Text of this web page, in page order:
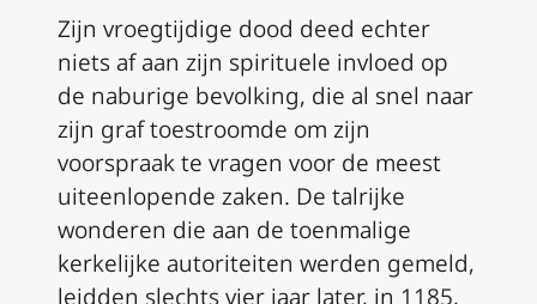
Zijn vroegtijdige dood deed echter
niets af aan zijn spirituele invloed op
de naburige bevolking, die al snel naar
zijn graf toestroomde om zijn
voorspraak te vragen voor de meest
uiteenlopende zaken. De talrijke
wonderen die aan de toenmalige
kerkelijke autoriteiten werden gemeld,
leidden slechts vier jaar later, in 1185,